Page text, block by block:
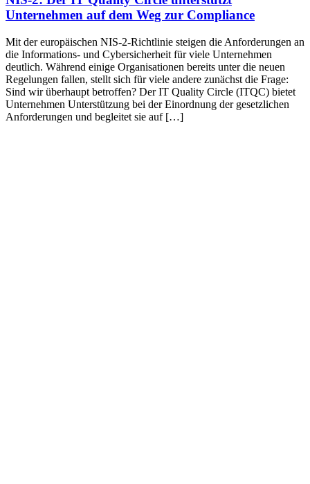
Unternehmen auf dem Weg zur Compliance
Mit der europäischen NIS-2-Richtlinie steigen die Anforderungen an
die Informations- und Cybersicherheit für viele Unternehmen
deutlich. Während einige Organisationen bereits unter die neuen
Regelungen fallen, stellt sich für viele andere zunächst die Frage:
Sind wir überhaupt betroffen? Der IT Quality Circle (ITQC) bietet
Unternehmen Unterstützung bei der Einordnung der gesetzlichen
Anforderungen und begleitet sie auf […]